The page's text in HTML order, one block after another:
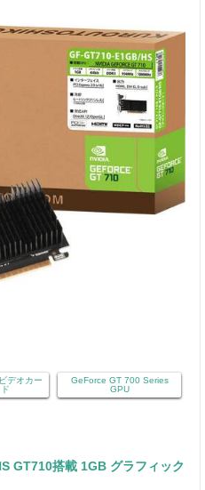
デオカー
ド
GeForce GT 700 Series
GPU
GT710搭載 1GB グラフィック